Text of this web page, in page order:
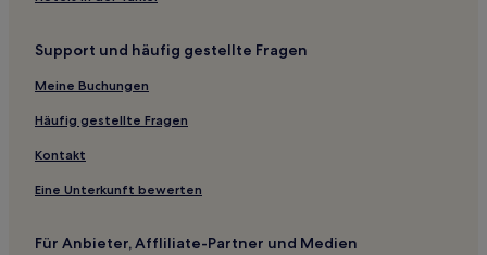
Württemberg
Hotels mit Küchenzeile in Baden-Württemberg
Familien in Sindelfingen
Support und häufig gestellte Fragen
Meine Buchungen
Häufig gestellte Fragen
Kontakt
Eine Unterkunft bewerten
Für Anbieter, Affliliate-Partner und Medien